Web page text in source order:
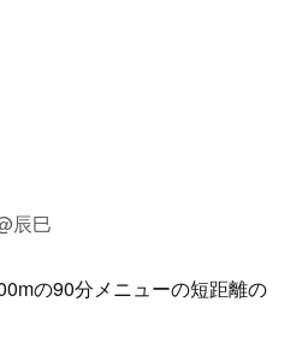
辰巳
の90分メニューの短距離の